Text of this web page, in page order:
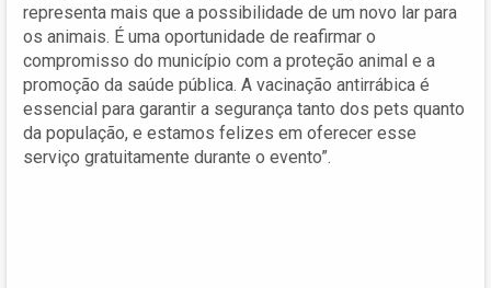
representa mais que a possibilidade de um novo lar para
os animais. É uma oportunidade de reafirmar o
compromisso do município com a proteção animal e a
promoção da saúde pública. A vacinação antirrábica é
essencial para garantir a segurança tanto dos pets quanto
da população, e estamos felizes em oferecer esse
serviço gratuitamente durante o evento”.